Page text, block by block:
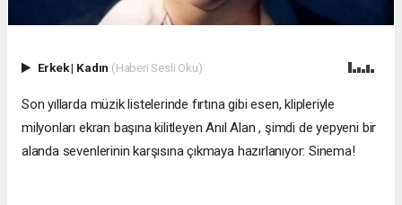
Erkek| Kadın (Haberi Sesli Oku)
Son yıllarda müzik listelerinde fırtına gibi esen, klipleriyle
milyonları ekran başına kilitleyen Anıl Alan , şimdi de yepyeni bir
alanda sevenlerinin karşısına çıkmaya hazırlanıyor: Sinema!